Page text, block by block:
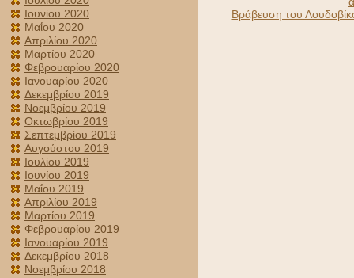
Ιουνίου 2020
Μαΐου 2020
Απριλίου 2020
Μαρτίου 2020
Φεβρουαρίου 2020
Ιανουαρίου 2020
Δεκεμβρίου 2019
Νοεμβρίου 2019
Οκτωβρίου 2019
Σεπτεμβρίου 2019
Αυγούστου 2019
Ιουλίου 2019
Ιουνίου 2019
Μαΐου 2019
Απριλίου 2019
Μαρτίου 2019
Φεβρουαρίου 2019
Ιανουαρίου 2019
Δεκεμβρίου 2018
Νοεμβρίου 2018
Βράβευση του